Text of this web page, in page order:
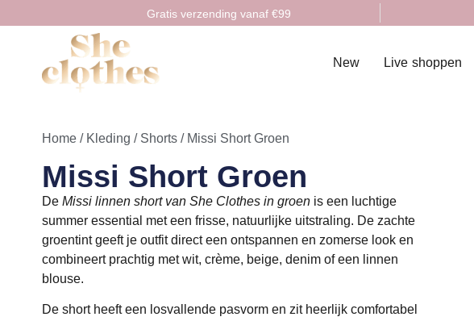
Gratis verzending vanaf €99
New Live shoppen
Home / Kleding / Shorts / Missi Short Groen
Missi Short Groen
De Missi linnen short van She Clothes in groen is een luchtige
summer essential met een frisse, natuurlijke uitstraling. De zachte
groentint geeft je outfit direct een ontspannen en zomerse look en
combineert prachtig met wit, crème, beige, denim of een linnen
blouse.
De short heeft een losvallende pasvorm en zit heerlijk comfortabel